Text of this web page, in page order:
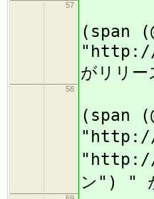
57
(span
"http://
がリリ
58
(span
"http://
ン") " が